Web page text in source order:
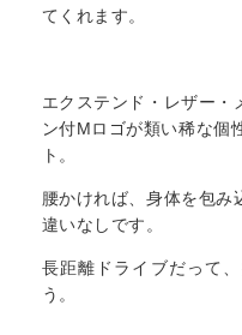
てくれます。
エクステンド・レザー・
ン付Mロゴが類い稀な個
ト。
腰かければ、身体を包み
違いなしです。
長距離ドライブだって
う。